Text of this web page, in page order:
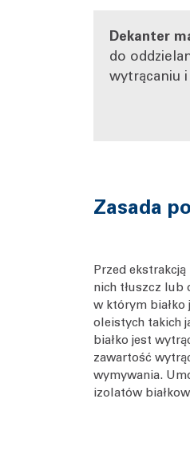
Dekanter
do
wytrącaniu i
Zasada
Przed
nich tłuszcz lub
w którym białko
oleistych takich
białko jest
zawartość
wymywania.
izolatów